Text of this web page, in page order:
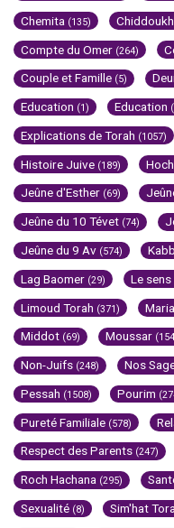
Chemita (135) Chiddoukh
Compte du Omer (264)
Couple et Famille (5)
Education (1) Education
Explications de Torah (1057)
Histoire Juive (189)
Jeûne d'Esther (69)
Jeûne du 10 Tévet (74)
Jeûne du 9 Av (574)
Lag Baomer (29) Le
Limoud Torah (371)
Middot (69) Moussar
Non-Juifs (248) Nos
Pessah (1508) Pourim
Pureté Familiale (578)
Respect des Parents (247)
Roch Hachana (295)
Sexualité (8) Sim'hat